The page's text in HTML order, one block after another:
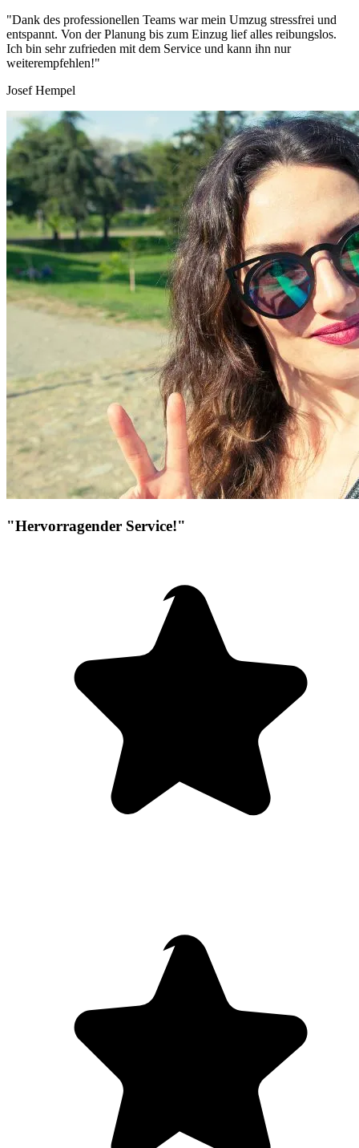
"Dank des professionellen Teams war mein Umzug stressfrei und
entspannt. Von der Planung bis zum Einzug lief alles reibungslos.
Ich bin sehr zufrieden mit dem Service und kann ihn nur
weiterempfehlen!"
Josef Hempel
"Hervorragender Service!"